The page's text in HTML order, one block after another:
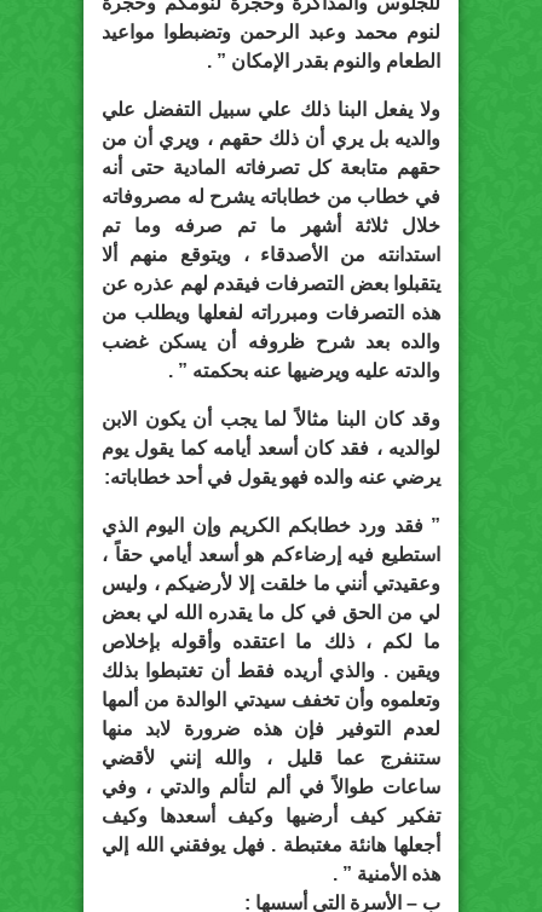
لنوم محمد وعبد الرحمن وتضبطوا مواعيد
الطعام والنوم بقدر الإمكان ” .
ولا يفعل البنا ذلك علي سبيل التفضل علي
والديه بل يري أن ذلك حقهم ، ويري أن من
حقهم متابعة كل تصرفاته المادية حتى أنه
في خطاب من خطاباته يشرح له مصروفاته
خلال ثلاثة أشهر ما تم صرفه وما تم
استدانته من الأصدقاء ، ويتوقع منهم ألا
يتقبلوا بعض التصرفات فيقدم لهم عذره عن
هذه التصرفات ومبرراته لفعلها ويطلب من
والده بعد شرح ظروفه أن يسكن غضب
والدته عليه ويرضيها عنه بحكمته ” .
وقد كان البنا مثالاً لما يجب أن يكون الابن
لوالديه ، فقد كان أسعد أيامه كما يقول يوم
يرضي عنه والده فهو يقول في أحد خطاباته:
” فقد ورد خطابكم الكريم وإن اليوم الذي
استطيع فيه إرضاءكم هو أسعد أيامي حقاً ،
وعقيدتي أنني ما خلقت إلا لأرضيكم ، وليس
لي من الحق في كل ما يقدره الله لي بعض
ما لكم ، ذلك ما اعتقده وأقوله بإخلاص
ويقين . والذي أريده فقط أن تغتبطوا بذلك
وتعلموه وأن تخفف سيدتي الوالدة من ألمها
لعدم التوفير فإن هذه ضرورة لابد منها
ستنفرج عما قليل ، والله إنني لأقضي
ساعات طوالاً في ألم لتألم والدتي ، وفي
تفكير كيف أرضيها وكيف أسعدها وكيف
أجعلها هانئة مغتبطة . فهل يوفقني الله إلي
هذه الأمنية ” .
ب – الأسرة التي أسسها :